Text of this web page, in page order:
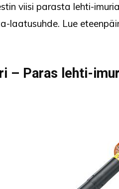
viisi parasta lehti-
laatusuhde. Lue
– Paras lehti-